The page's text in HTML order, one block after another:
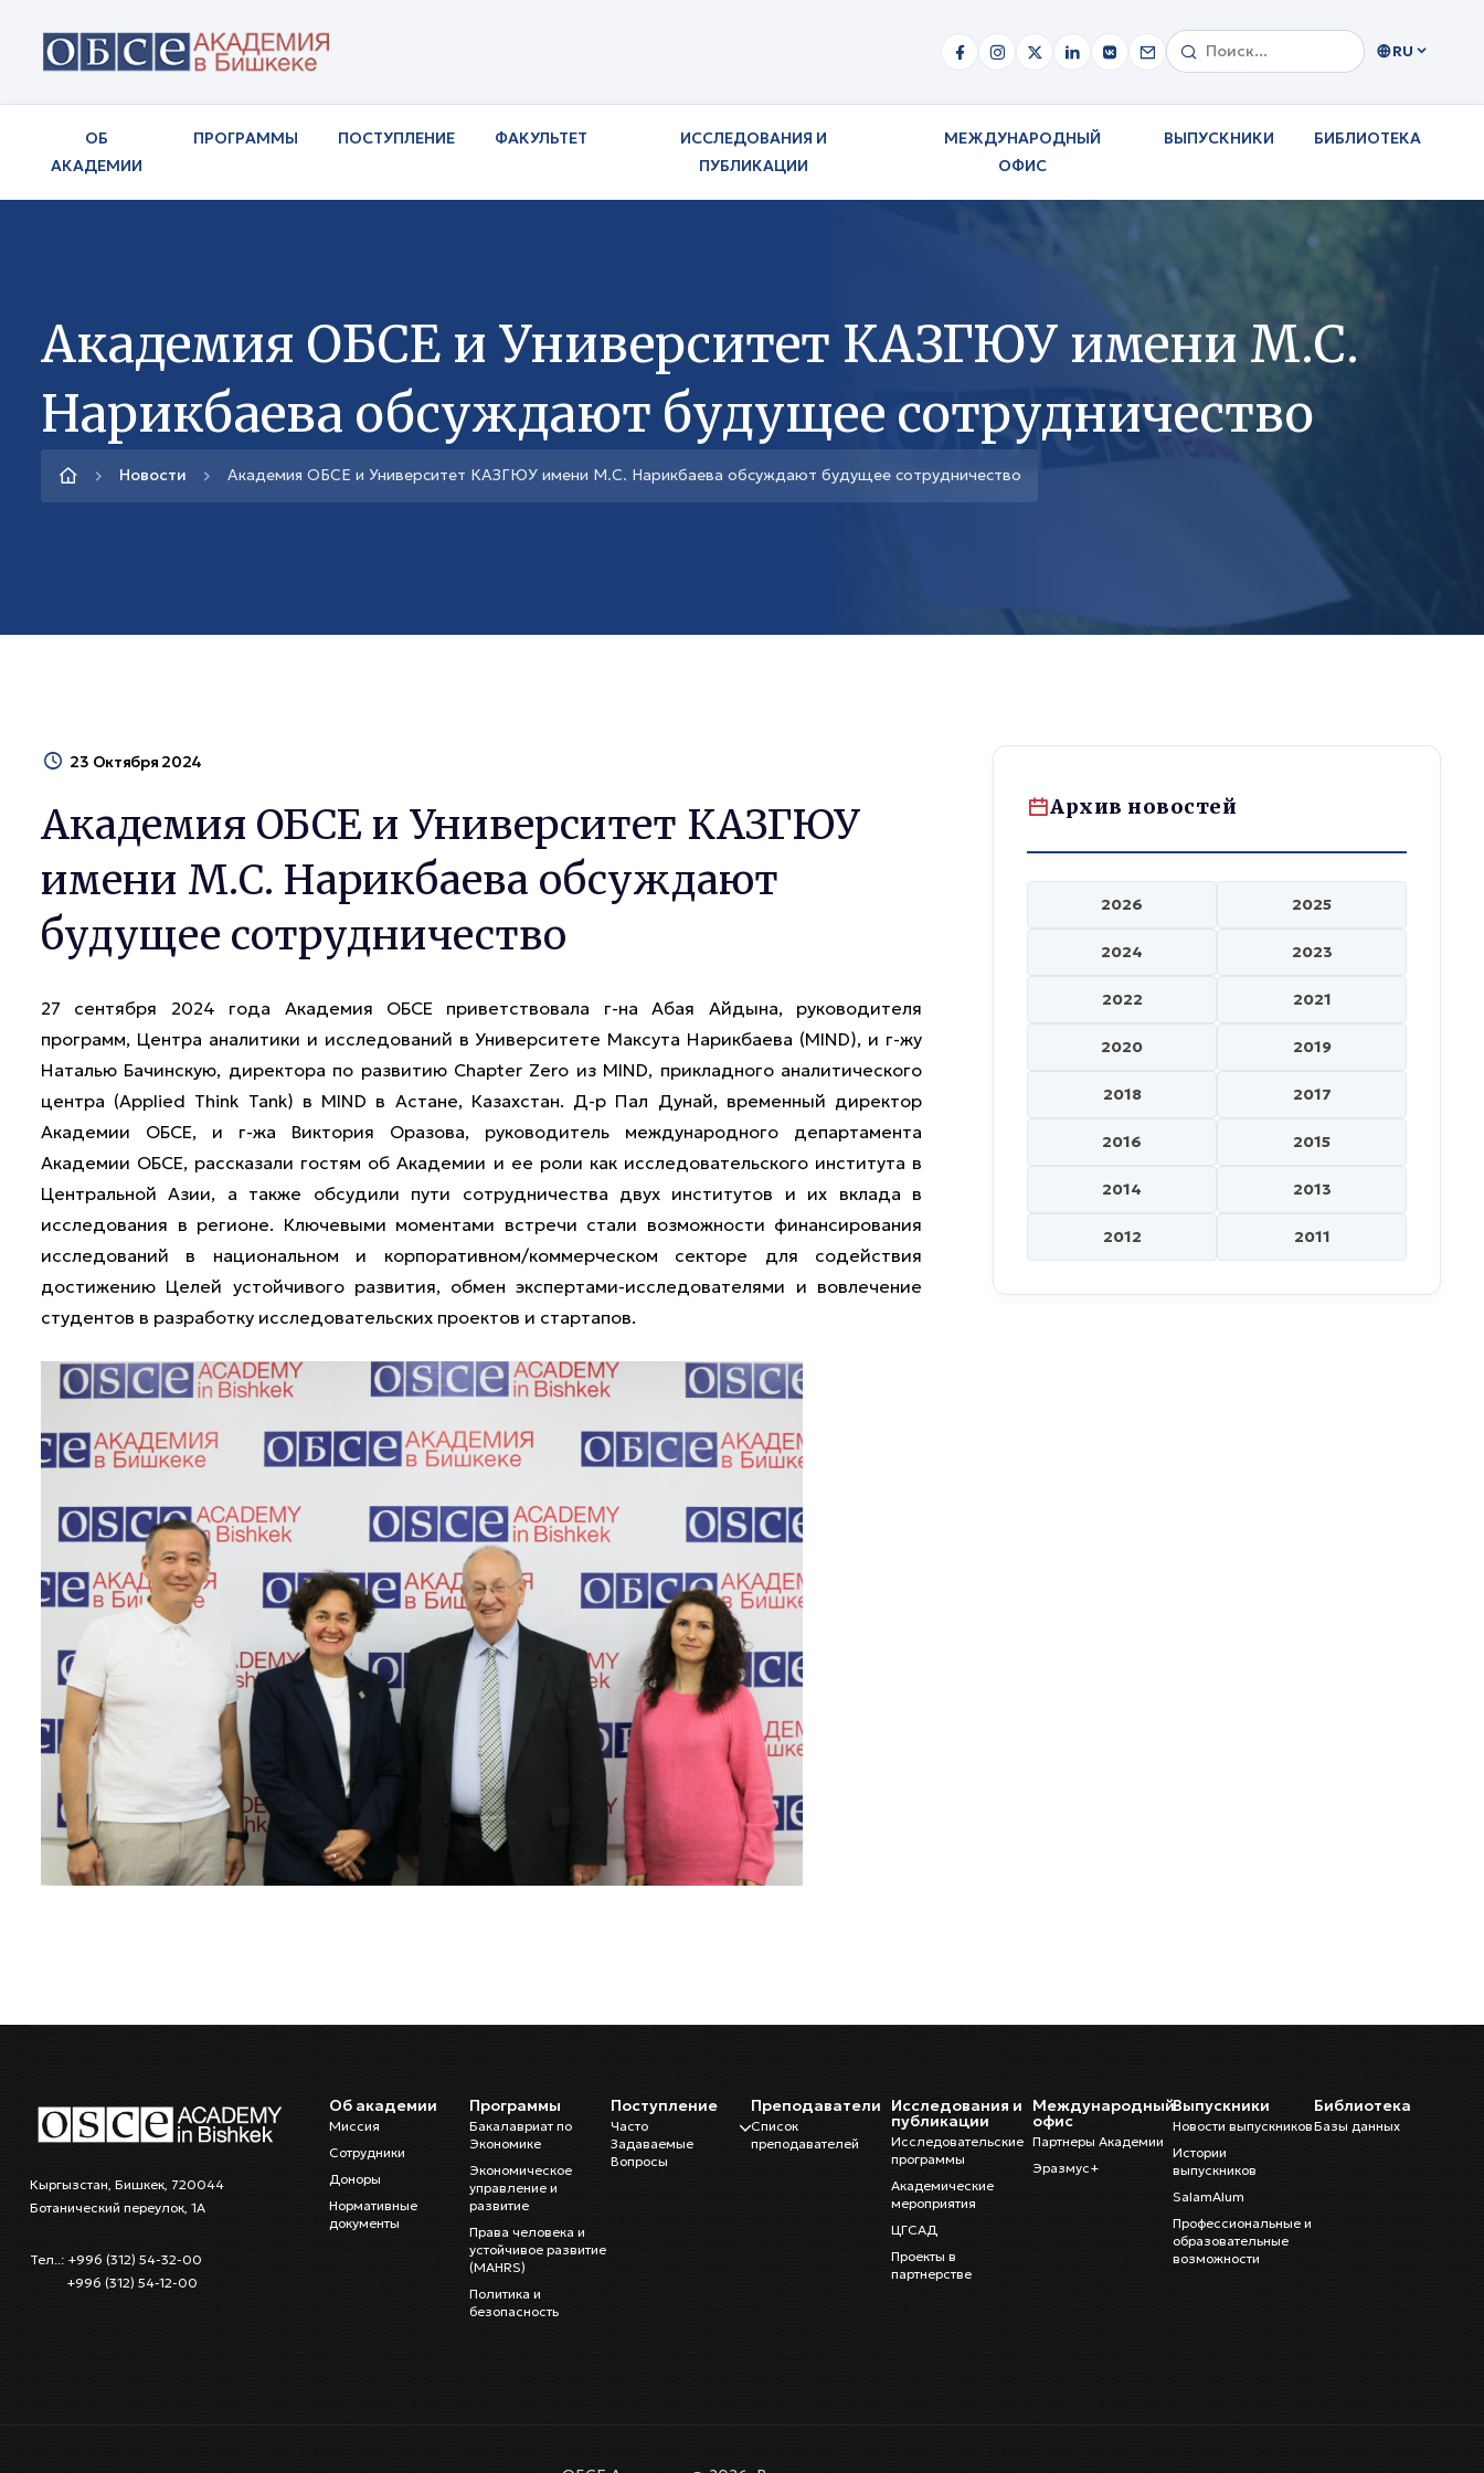
RU
ОБ
АКАДЕМИИ
ПРОГРАММЫ ПОСТУПЛЕНИЕ ФАКУЛЬТЕТ
ИССЛЕДОВАНИЯ И
ПУБЛИКАЦИИ
МЕЖДУНАРОДНЫЙ
ОФИС
ВЫПУСКНИКИ БИБЛИОТЕКА
Академия ОБСЕ и Университет КАЗГЮУ имени М.С.
Нарикбаева обсуждают будущее сотрудничество
Новости Академия ОБСЕ и Университет КАЗГЮУ имени М.С. Нарикбаева обсуждают будущее сотрудничество
23 Октября 2024
Академия ОБСЕ и Университет КАЗГЮУ
имени М.С. Нарикбаева обсуждают
будущее сотрудничество
27 сентября 2024 года Академия ОБСЕ приветствовала г-на Абая Айдына, руководителя
программ, Центра аналитики и исследований в Университете Максута Нарикбаева (MIND), и г-жу
Наталью Бачинскую, директора по развитию Chapter Zero из MIND, прикладного аналитического
центра (Applied Think Tank) в MIND в Астане, Казахстан. Д-р Пал Дунай, временный директор
Академии ОБСЕ, и г-жа Виктория Оразова, руководитель международного департамента
Академии ОБСЕ, рассказали гостям об Академии и ее роли как исследовательского института в
Центральной Азии, а также обсудили пути сотрудничества двух институтов и их вклада в
исследования в регионе. Ключевыми моментами встречи стали возможности финансирования
исследований в национальном и корпоративном/коммерческом секторе для содействия
достижению Целей устойчивого развития, обмен экспертами-исследователями и вовлечение
студентов в разработку исследовательских проектов и стартапов.
Архив новостей
2026 2025
2024 2023
2022 2021
2020 2019
2018 2017
2016 2015
2014 2013
2012 2011
Кыргызстан, Бишкек, 720044
Ботанический переулок, 1А
Тел..: +996 (312) 54-32-00
+996 (312) 54-12-00
Об академии
Миссия
Сотрудники
Доноры
Нормативные
документы
Программы
Бакалавриат по
Экономике
Экономическое
управление и
развитие
Права человека и
устойчивое развитие
(MAHRS)
Политика и
безопасность
Поступление
Часто
Задаваемые
Вопросы
Преподаватели
Список
преподавателей
Исследования и
публикации
Исследовательские
программы
Академические
мероприятия
ЦГСАД
Проекты в
партнерстве
Международный
офис
Партнеры Академии
Эразмус+
Выпускники
Новости выпускников
Истории
выпускников
SalamAlum
Профессиональные и
образовательные
возможности
Библиотека
Базы данных